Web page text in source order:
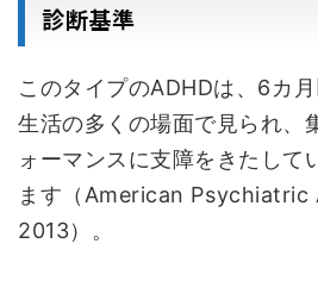
診断基準
このタイプのADHDは、6カ
生活の多くの場面で見られ、
ォーマンスに支障をきたして
ます（American
2013）。